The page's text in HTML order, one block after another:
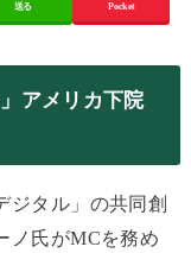
送る Pocket
アメリカ下院
ジタル」の共同創
ノ氏がMCを務め